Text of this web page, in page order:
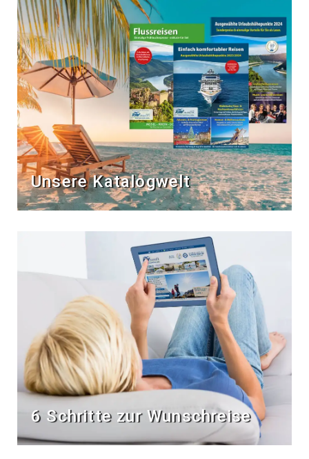
Unsere Katalogwelt
6 Schritte zur Wunschreise